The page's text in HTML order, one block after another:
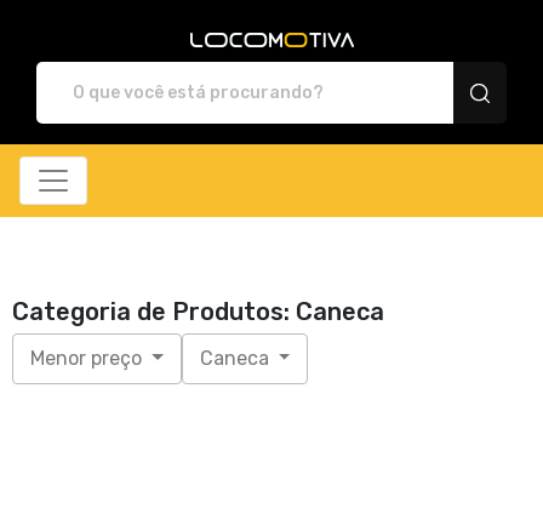
Categoria de Produtos: Caneca
Menor preço Caneca